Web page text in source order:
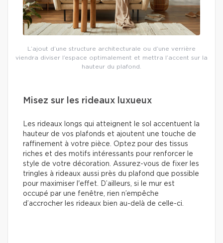
L’ajout d’une structure architecturale ou d’une verrière
viendra diviser l’espace optimalement et mettra l’accent sur la
hauteur du plafond.
Misez sur les rideaux luxueux
Les rideaux longs qui atteignent le sol accentuent la
hauteur de vos plafonds et ajoutent une touche de
raffinement à votre pièce. Optez pour des tissus
riches et des motifs intéressants pour renforcer le
style de votre décoration. Assurez-vous de fixer les
tringles à rideaux aussi près du plafond que possible
pour maximiser l'effet. D’ailleurs, si le mur est
occupé par une fenêtre, rien n’empêche
d’accrocher les rideaux bien au-delà de celle-ci.